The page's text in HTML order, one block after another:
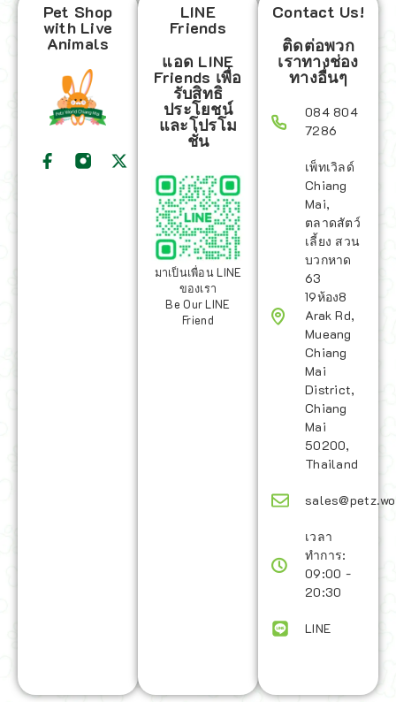
Pet Shop
with Live
Animals
LINE
Friends
แอด LINE
Friends เพื่อ
รับสิทธิ
ประโยชน์
และโปรโม
ชั่น
มาเป็นเพื่อน LINE
ของเรา
Be Our LINE
Friend
Contact Us!
ติดต่อพวก
เราทางช่อง
ทางอื่นๆ
084 804
7286
เพ็ทเวิลด์
Chiang
Mai,
ตลาดสัตว์
เลี้ยง สวน
บวกหาด
63
19ห้อง8
Arak Rd,
Mueang
Chiang
Mai
District,
Chiang
Mai
50200,
Thailand
เวลา
ทำการ:
09:00 -
20:30
LINE